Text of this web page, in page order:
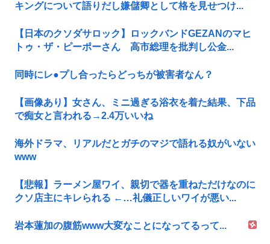
キングについて語りだし嫌儲卿として格を見せつけ...
【日本のクソダサロック】ロックバンドGEZANのマヒ
トゥ・ザ・ピーポーさん 高市総理を批判し公金...
同時にレ●プし合ったらどっちが被害者なん？
【画像あり】女さん、ミニ過ぎる浴衣を着た結果、下品
で痴女と言われる→2.4万いいね
海外ドラマ、リアルだとガチのマジで語れる奴がいない
www
【悲報】ラーメン屋ワイ、親切で器を重ねただけなのに
クソ店主にキレられる ←…礼儀正しいワイが悪い...
岩本蓮加の腹筋www大変なことになってるって...